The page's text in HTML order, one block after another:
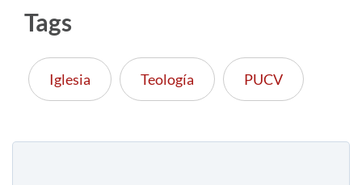
Tags
Iglesia Teología PUCV